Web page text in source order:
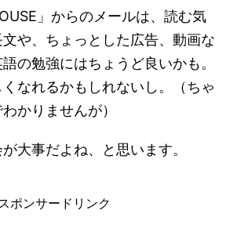
」からのメールは、読む気
や、ちょっとした広告、動画な
の勉強にはちょうど良いかも。
なれるかもしれないし。（ちゃ
かりませんが）
大事だよね、と思います。
ポンサードリンク